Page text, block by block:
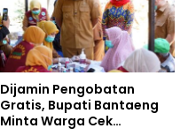
Dijamin Pengobatan
Gratis, Bupati Bantaeng
Minta Warga Cek